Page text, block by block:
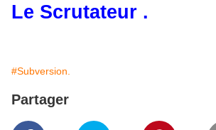
Le Scrutateur .
#Subversion.
Partager